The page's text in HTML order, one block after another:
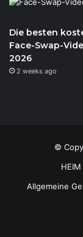
Die besten
Face-Swap-
2026
2 weeks ago
©
HEIM
Allgemeine